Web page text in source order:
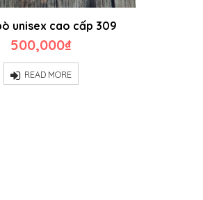
unisex cao cấp 309
500,000₫
READ MORE